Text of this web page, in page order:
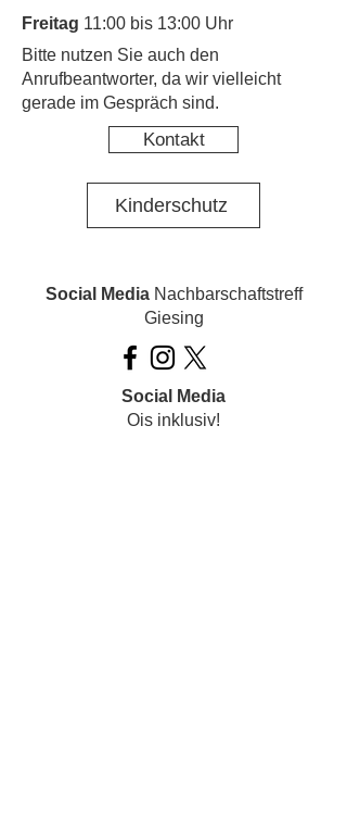
Freitag 11:00 bis 13:00 Uhr
​Bitte nutzen Sie auch den
Anrufbeantworter, da wir vielleicht
gerade im Gespräch sind.
Kontakt
Kinderschutz
Social MediaNachbarschaftstreff
Giesing
Social Media
Ois inklusiv!